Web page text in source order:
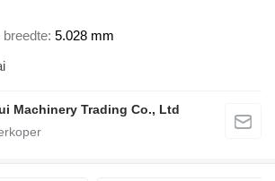
breedte 5.028 mm
Machinery Trading Co., Ltd